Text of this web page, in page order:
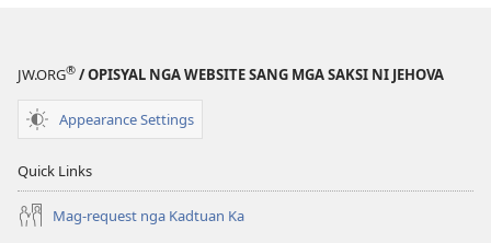
May
JW.ORG® / OPISYAL NGA WEBSITE SANG MGA SAKSI NI JEHOVA
Appearance Settings
Quick Links
Mag-request nga Kadtuan Ka